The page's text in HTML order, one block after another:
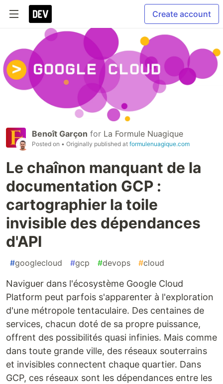
Create account
Benoît Garçon for La Formule Nuagique
Posted on • Originally published at formulenuagique.com
Le chaînon manquant de la
documentation GCP :
cartographier la toile
invisible des dépendances
d'API
#googlecloud #gcp #devops #cloud
Naviguer dans l'écosystème Google Cloud
Platform peut parfois s'apparenter à l'exploration
d'une métropole tentaculaire. Des centaines de
services, chacun doté de sa propre puissance,
offrent des possibilités quasi infinies. Mais comme
dans toute grande ville, des réseaux souterrains
et invisibles connectent chaque quartier. Dans
GCP, ces réseaux sont les dépendances entre les